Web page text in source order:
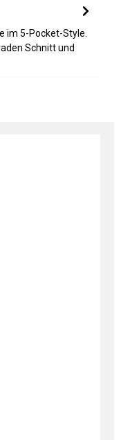
im 5-Pocket-Style.
Schnitt und